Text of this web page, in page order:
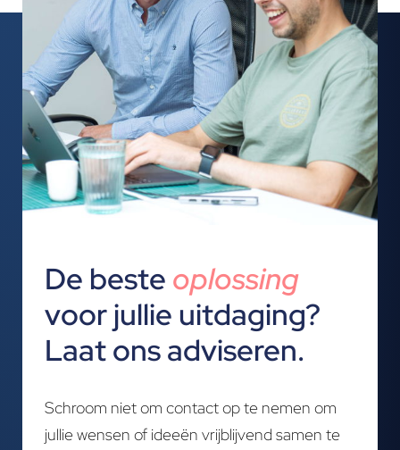
De beste oplossing
voor jullie uitdaging?
Laat ons adviseren.
Schroom niet om contact op te nemen om
jullie wensen of ideeën vrijblijvend samen te